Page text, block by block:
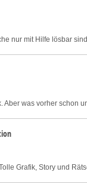
nur mit Hilfe lösbar
Aber was vorher schon
Grafik, Story und